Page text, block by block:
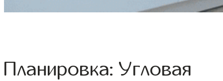
Планировка: Угловая